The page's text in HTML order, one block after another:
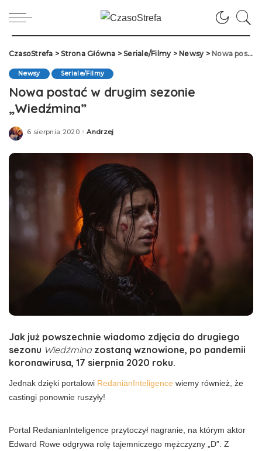
CzasoStrefa >Strona Główna >Seriale/Filmy> Newsy> Nowa postać w drugim sezonie „Wiedźmina”
Newsy Seriale/Filmy
Nowa postać w drugim sezonie
„Wiedźmina”
6 sierpnia 2020Posted
Andrzej
Jak już powszechnie wiadomo zdjęcia do drugiego
sezonu Wiedźminazostaną wznowione, po pandemii
koronawirusa, 17 sierpnia 2020 roku.
Jednak dzięki portalowi RedanianInteligence wiemy również, że
castingi ponownie ruszyły!
Portal RedanianInteligence przytoczył nagranie, na którym aktor
Edward Rowe odgrywa rolę tajemniczego mężczyzny „D”. Z